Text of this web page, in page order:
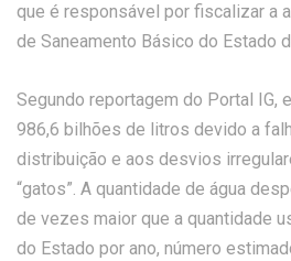
que é responsável por fiscalizar a
de Saneamento Básico do Estado
Segundo reportagem do Portal IG,
986,6 bilhões de litros devido a
distribuição e aos desvios
“gatos”. A quantidade de água
de vezes maior que a quantidade
do Estado por ano, número